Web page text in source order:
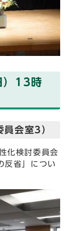
）13時
会室3）
化検討委員会
反省」につい